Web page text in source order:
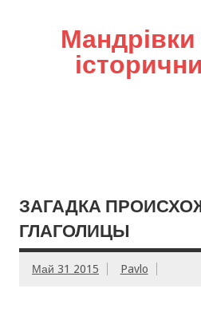
ЗАГАДКА
ГЛАГОЛИЦЫ
Май 31 2015 Pavlo